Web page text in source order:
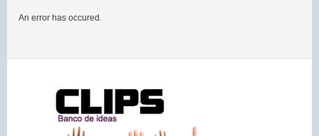
An error has occured.